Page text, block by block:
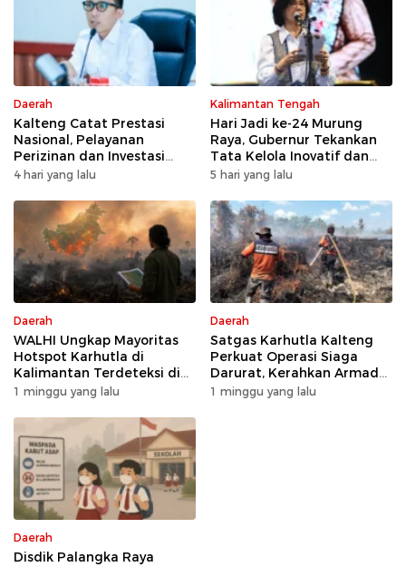
Daerah
Kalteng Catat Prestasi
Nasional, Pelayanan
Perizinan dan Investasi
Raih Predikat Sangat Baik
4 hari yang lalu
Kalimantan Tengah
Hari Jadi ke-24 Murung
Raya, Gubernur Tekankan
Tata Kelola Inovatif dan
Kesiapsiagaan Karhutla
5 hari yang lalu
Daerah
WALHI Ungkap Mayoritas
Hotspot Karhutla di
Kalimantan Terdeteksi di
Area Konsesi
1 minggu yang lalu
Daerah
Satgas Karhutla Kalteng
Perkuat Operasi Siaga
Darurat, Kerahkan Armada
Udara dan Darat
1 minggu yang lalu
Daerah
Disdik Palangka Raya